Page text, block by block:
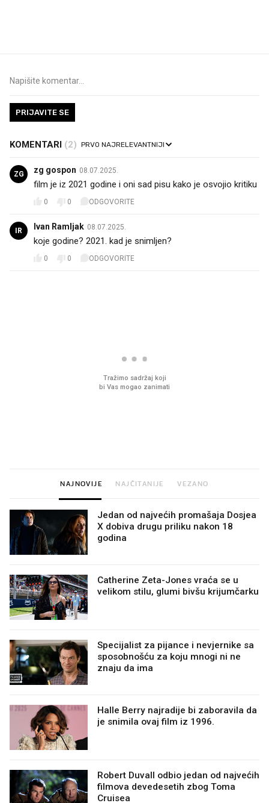
PRIJAVITE SE
KOMENTARI (2)
ZG zg gospon 08.07.2025.
film je iz 2021 godine i oni sad pisu kako je osvojio kritiku
0 0 ODGOVORITE
IR Ivan Ramljak 08.07.2025.
koje godine? 2021. kad je snimljen?
0 0 ODGOVORITE
NAJNOVIJE NAJČITANIJE VEZANO
Jedan od najvećih promašaja Dosjea
X dobiva drugu priliku nakon 18
godina
Catherine Zeta-Jones vraća se u
velikom stilu, glumi bivšu krijumčarku
Specijalist za pijance i nevjernike sa
sposobnošću za koju mnogi ni ne
znaju da ima
Halle Berry najradije bi zaboravila da
je snimila ovaj film iz 1996.
Robert Duvall odbio jedan od najvećih
filmova devedesetih zbog Toma
Cruisea